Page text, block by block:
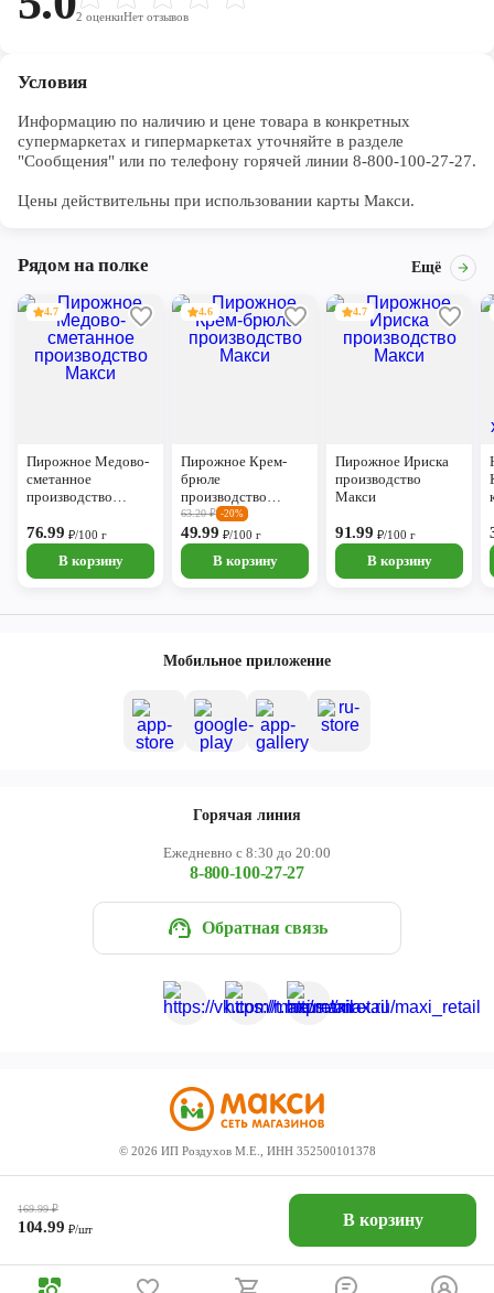
169.99₽
104.99 ₽/шт В корзину
2 оценкиНет отзывов
Условия
Информацию по наличию и цене товара в конкретных
супермаркетах и гипермаркетах уточняйте в разделе
"Сообщения" или по телефону горячей линии 8-800-100-27-27.
Цены действительны при использовании карты Макси.
Рядом на полке Ещё
4.7
Пирожное Медово-
сметанное
производство
76.99₽/100 г
В корзину
4.6
Пирожное Крем-
брюле
производство
Макси
63.20₽ -20%
49.99₽/100 г
В корзину
4.7
Пирожное Ириска
производство
Макси
91.99₽/100 г
В корзину
Мобильное приложение
Горячая линия
Ежедневно с 8:30 до 20:00
8-800-100-27-27
Обратная связь
© 2026 ИП Роздухов М.Е., ИНН 352500101378